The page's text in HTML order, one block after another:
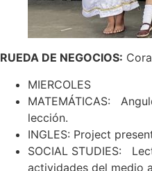
RUEDA DE NEGOCIOS:
MIERCOLES
MATEMÁTICAS:
lección.
INGLES: Project
SOCIAL STUDIES:
actividades del medio